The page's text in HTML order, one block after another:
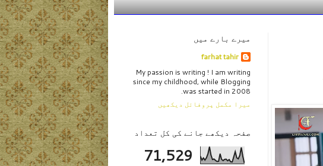
میرے بارے میں
farhat tahir
My passion is writing ! I am writing
since my childhood, while Blogging
was started in 2008.
میرا مکمل پروفائل دیکھیں
صفحہ دیکھے جانے کی کل تعداد
71,529